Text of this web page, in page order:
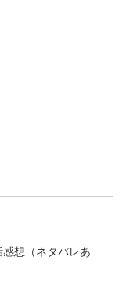
想（ネタバレあ